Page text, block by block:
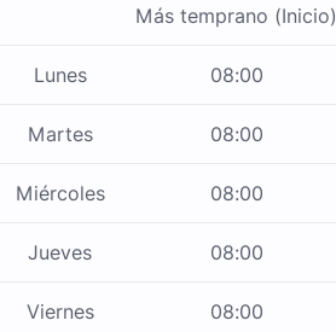
Más temprano (Inicio)
Lunes 08:00
Martes 08:00
Miércoles 08:00
Jueves 08:00
Viernes 08:00